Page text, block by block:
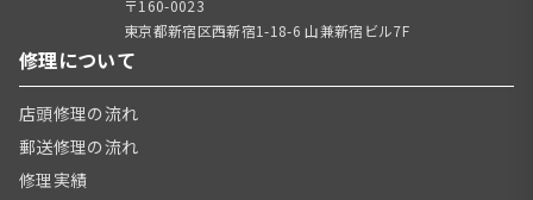
〒160-0023
東京都新宿区西新宿1-18-6 山兼新宿ビル7F
修理について
店頭修理の流れ
郵送修理の流れ
修理実績